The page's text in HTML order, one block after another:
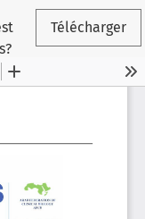
Télécharger